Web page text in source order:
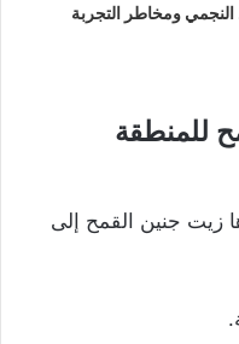
ومخاطر التجربة
للمنطقة
زيت جنين القمح إلى